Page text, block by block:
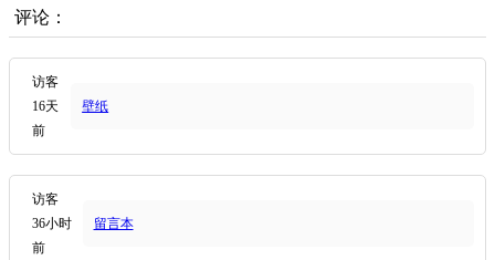
评论：
访客
16天
前
壁纸
访客
36小时
前
留言本